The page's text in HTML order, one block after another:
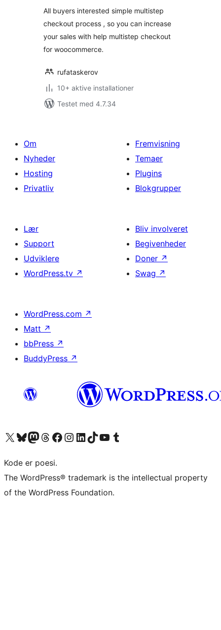
All buyers interested simple multistep
checkout process , so you can increase
your sales with help multistep checkout
for woocommerce.
rufataskerov
10+ aktive installationer
Testet med 4.7.34
Om
Nyheder
Hosting
Privatliv
Fremvisning
Temaer
Plugins
Blokgrupper
Lær
Support
Udviklere
WordPress.tv ↗
Bliv involveret
Begivenheder
Doner ↗
Swag ↗
WordPress.com ↗
Matt ↗
bbPress ↗
BuddyPress ↗
Besøg vores X (tidligere Twitter) konto
Besøg vores Bluesky-konto
Besøg vores Mastodon konto
Besøg vores Threads-konto
Besøg vores Facebook sideBesøg vores Instagram konto
Besøg vores LinkedIn konto
Besøg vores TikTok-konto
Besøg vores YouTube-kanalBesøg vores Tumblr-konto
Kode er poesi.
The WordPress® trademark is the intellectual property
of the WordPress Foundation.